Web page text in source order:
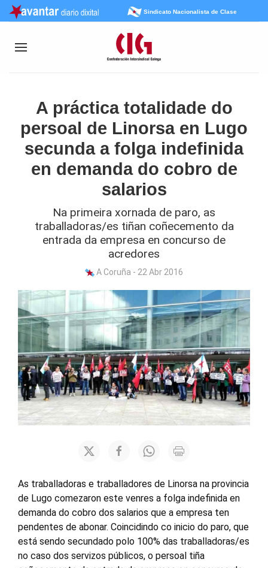
Sindicato Nacionalista de Clase
A práctica totalidade do
persoal de Linorsa en Lugo
secunda a folga indefinida
en demanda do cobro de
salarios
Na primeira xornada de paro, as
traballadoras/es tiñan coñecemento da
entrada da empresa en concurso de
acredores
A Coruña - 22 Abr 2016
As traballadoras e traballadores de Linorsa na provincia
de Lugo comezaron este venres a folga indefinida en
demanda do cobro dos salarios que a empresa ten
pendentes de abonar. Coincidindo co inicio do paro, que
está sendo secundado polo 100% das traballadoras/es
no caso dos servizos públicos, o persoal tiña